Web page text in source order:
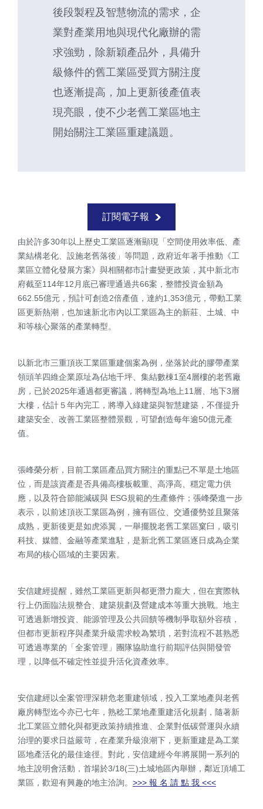
後段製程及智慧物流的需求，企
業對產業用地與現代化廠辦的需
求強勁，除新穎產品外，具備升
級條件的舊工業區受買方關注度
也逐漸提高，加上更新後產值表
現亮眼，使不少老舊工業區地主
開始關注工業區重建議題。
訂閱電子報
由於許多30年以上歷史工業區逐漸顯現「空間使用效率低、產
業結構老化、設施老舊落後」等問題，政府近年著手推動《工
業區立體化發展方案》與相關都市計畫變更政策，其中新北市
府截至114年12 月底已審理通過共66案，整體投資金額為
662.55億元，預計可創造2倍產值，達約1,353億元，帶動工業
區更新熱潮，也加速新北市內以工業區為主的新莊、土城、中
和等核心聚落的產業轉型。
以新北市三重頂崁工業區重建個案為例，坐落於此的膠帶產業
領頭羊四維企業原址為佔地千坪、集結數棟1至4層樓的老舊廠
房，已於2025年通過都更審議，將轉型為地上11 層、地下3層
大樓，估計５年內完工，將導入綠建築與智慧建築，不僅提升
建築安全、改善工業區整體景觀，可望創造每年逾50億元產
值。
張峰榮分析，目前工業區產品買方關注的重點已不單是土地區
位，而是該資產是否具備高樓板載重、高淨高、穩定電力供
應，以及符合節能減碳與 ESG規範的生產條件；張峰榮進一步
表示，以前述頂崁工業區為例，擁有區位、交通優勢並且聚落
成熟，更新後更是如虎添翼，一舉擺脫老舊工業區窠臼，吸引
科技、媒體、金融等產業進駐，是新北舊工業區逐日成為企業
布局的核心區域的主要因素。
安信建經提醒，雖然工業區更新與都更潛力龐大，但在實際執
行上仍面臨法規整合、建築規劃及營建成本等重大挑戰。地主
可透過新增投資、能源管理及公共回饋等機制爭取額外容積，
但都市更新程序與產業升級需求較為繁瑣，若對流程不甚熟悉
可透過專業的「全案管理」團隊協助進行前期評估與開發管
理，以降低不確定性並提升活化資產效率。
安信建經以全案管理深耕危老重建領域，投入工業地產與老舊
廠房轉型迄今亦已七年，熟稔工業地產重建活化規劃，隨著新
北工業區立體化與都更政策持續推進、企業對低碳營運與永續
治理的要求日益嚴苛，在產業升級浪潮下，更新重建是為工業
區地產活化的最佳途徑。對此，安信建經今年將展開一系列的
地主說明會活動，首場於3/18(三)土城地區內舉辦，鄰近頂埔工
業區，歡迎有興趣的地主洽詢。 >>> 報 名 請 點 我 <<<